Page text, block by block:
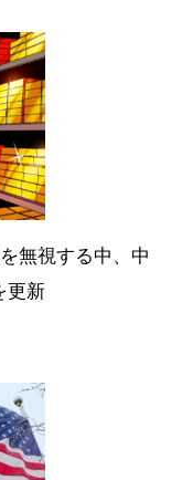
無視する中、中
更新